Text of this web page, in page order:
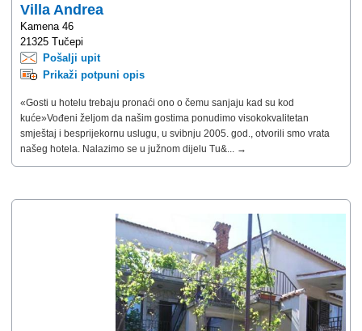
Villa Andrea
Kamena 46
21325 Tučepi
Pošalji upit
Prikaži potpuni opis
«Gosti u hotelu trebaju pronaći ono o čemu sanjaju kad su kod
kuće»Vođeni željom da našim gostima ponudimo visokokvalitetan
smještaj i besprijekornu uslugu, u svibnju 2005. god., otvorili smo vrata
našeg hotela. Nalazimo se u južnom dijelu Tu&... →